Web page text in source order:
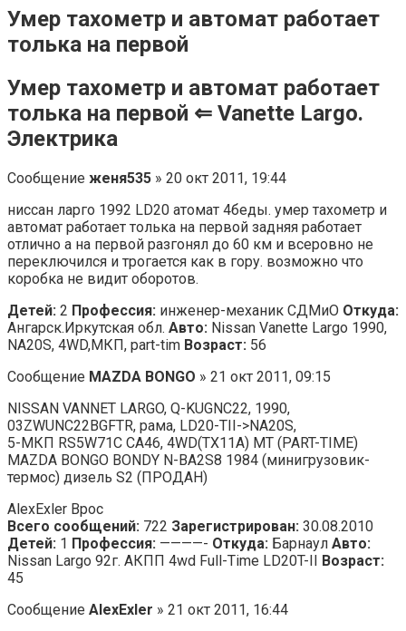
Умер тахометр и автомат работает
толька на первой
Умер тахометр и автомат работает
толька на первой ⇐ Vanette Largo.
Электрика
Сообщение женя535 » 20 окт 2011, 19:44
ниссан ларго 1992 LD20 атомат 4беды. умер тахометр и
автомат работает толька на первой задняя работает
отлично а на первой разгонял до 60 км и всеровно не
переключился и трогается как в гору. возможно что
коробка не видит оборотов.
Детей: 2 Профессия: инженер-механик СДМиО Откуда:
Ангарск.Иркутская обл. Авто: Nissan Vanette Largo 1990,
NA20S, 4WD,МКП, part-tim Возраст: 56
Сообщение MAZDA BONGO » 21 окт 2011, 09:15
NISSAN VANNET LARGO, Q-KUGNC22, 1990,
03ZWUNC22BGFTR, рама, LD20-TII->NA20S,
5-МКП RS5W71C CA46, 4WD(TX11A) MT (PART-TIME)
MAZDA BONGO BONDY N-BA2S8 1984 (минигрузовик-
термос) дизель S2 (ПРОДАН)
AlexExler Врос
Всего сообщений: 722 Зарегистрирован: 30.08.2010
Детей: 1 Профессия: ————- Откуда: Барнаул Авто:
Nissan Largo 92г. АКПП 4wd Full-Time LD20T-II Возраст:
45
Сообщение AlexExler » 21 окт 2011, 16:44